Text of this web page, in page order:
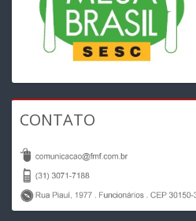
CONTATO